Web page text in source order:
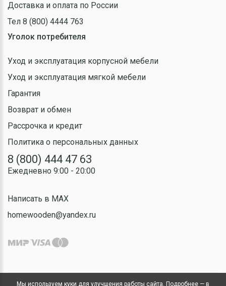
Доставка и оплата по России
Тел 8 (800) 4444 763
Уголок потребителя
Уход и эксплуатация корпусной мебели
Уход и эксплуатация мягкой мебели
Гарантия
Возврат и обмен
Рассрочка и кредит
Политика о персональных данных
8 (800) 444 47 63
Ежедневно 9:00 - 20:00
Написать в MAX
homewooden@yandex.ru
Мы используем куки для улучшения работы сайта. Подробнее — в